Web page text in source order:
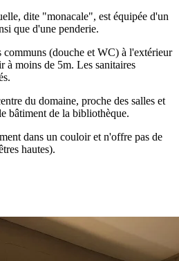
dite "monacale", est équipée d'un
que d'une penderie.
communs (douche et WC) à l'extérieur
à moins de 5m. Les sanitaires
du domaine, proche des salles et
bâtiment de la bibliothèque.
dans un couloir et n'offre pas de
hautes).